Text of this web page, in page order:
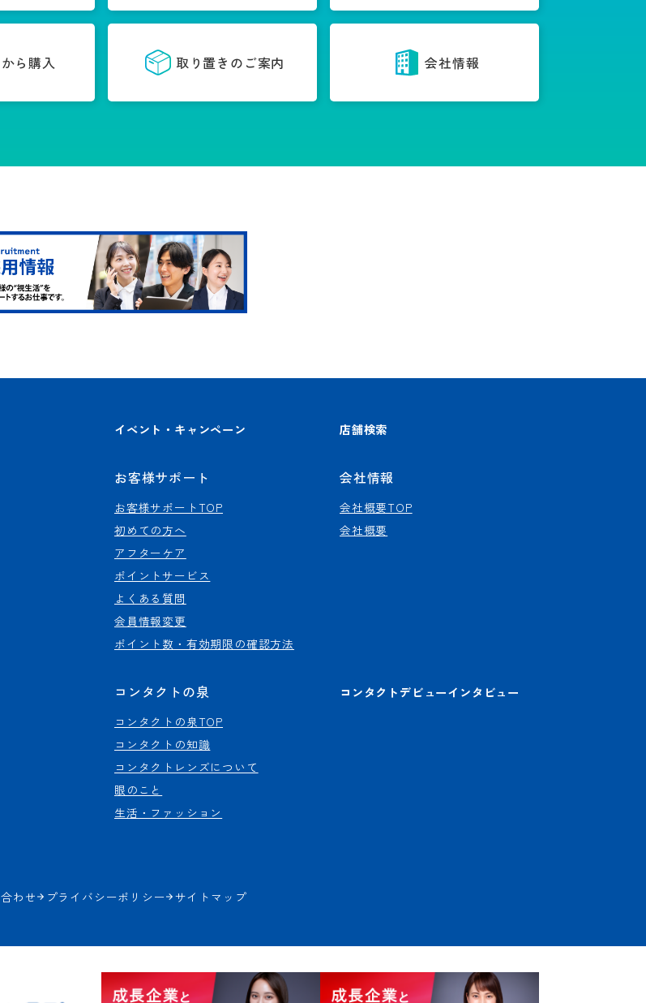
ら購入 取り置きのご案内 会社情報
イベント・キャンペーン 店舗検索
お客様サポート
お客様サポートTOP
初めての方へ
アフターケア
ポイントサービス
よくある質問
会員情報変更
ポイント数・有効期限の確認方法
会社情報
会社概要TOP
会社概要
コンタクトの泉
コンタクトの泉TOP
コンタクトの知識
コンタクトレンズについて
眼のこと
生活・ファッション
コンタクトデビューインタビュー
わせ プライバシーポリシー サイトマップ